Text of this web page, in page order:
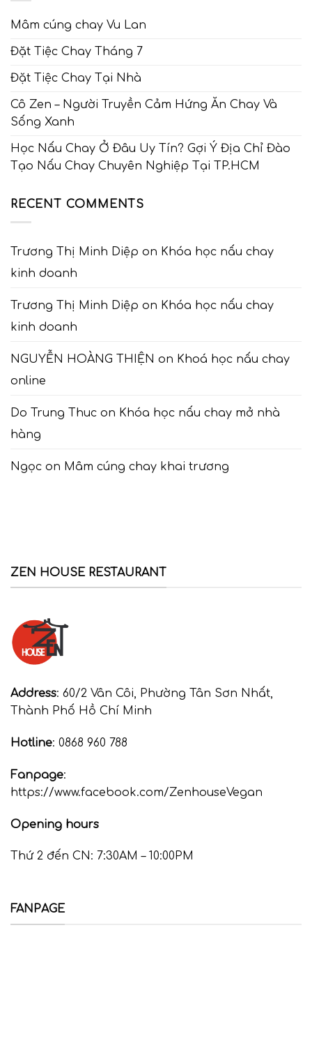
Mâm cúng chay Vu Lan
Đặt Tiệc Chay Tháng 7
Đặt Tiệc Chay Tại Nhà
Cô Zen – Người Truyền Cảm Hứng Ăn Chay Và
Sống Xanh
Học Nấu Chay Ở Đâu Uy Tín? Gợi Ý Địa Chỉ Đào
Tạo Nấu Chay Chuyên Nghiệp Tại TP.HCM
RECENT COMMENTS
Trương Thị Minh Diệp on Khóa học nấu chay
kinh doanh
Trương Thị Minh Diệp on Khóa học nấu chay
kinh doanh
NGUYỄN HOÀNG THIỆN on Khoá học nấu chay
online
Do Trung Thuc on Khóa học nấu chay mở nhà
hàng
Ngọc on Mâm cúng chay khai trương
ZEN HOUSE RESTAURANT
Address: 60/2 Vân Côi, Phường Tân Sơn Nhất,
Thành Phố Hồ Chí Minh
Hotline: 0868 960 788
Fanpage:
https://www.facebook.com/ZenhouseVegan
Opening hours
Thứ 2 đến CN: 7:30AM – 10:00PM
FANPAGE